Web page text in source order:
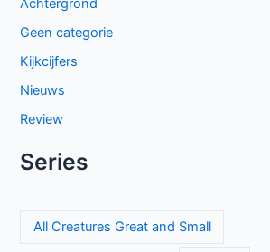
Achtergrond
Geen categorie
Kijkcijfers
Nieuws
Review
Series
All Creatures Great and Small